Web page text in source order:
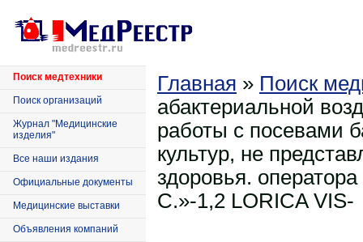
Поиск медтехники
Поиск организаций
Журнал "Медицинские
изделия"
Все наши издания
Официальные документы
Медицинские выставки
Объявления компаний
Главная » Поиск
абактериальной
работы с посевами
культур, не
здоровья.
С.»-1,2 LORICA VIS-